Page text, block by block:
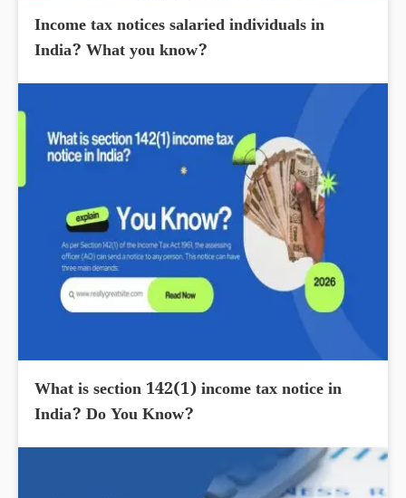
Income tax notices salaried individuals in
India? What you know?
What is section 142(1) income tax notice in
India? Do You Know?